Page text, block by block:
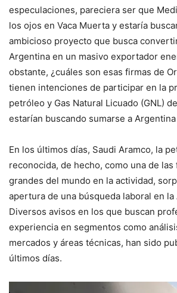
especulaciones, pareciera ser que
los ojos en Vaca Muerta y estaría
ambicioso proyecto que busca
Argentina en un masivo exportador
obstante, ¿cuáles son esas firmas de
tienen intenciones de participar en la
petróleo y Gas Natural Licuado (GNL)
estarían buscando sumarse a Argentina
En los últimos días, Saudi Aramco, la
reconocida, de hecho, como una de las
grandes del mundo en la actividad,
apertura de una búsqueda laboral en la
Diversos avisos en los que buscan
experiencia en segmentos como
mercados y áreas técnicas, han sido
últimos días.